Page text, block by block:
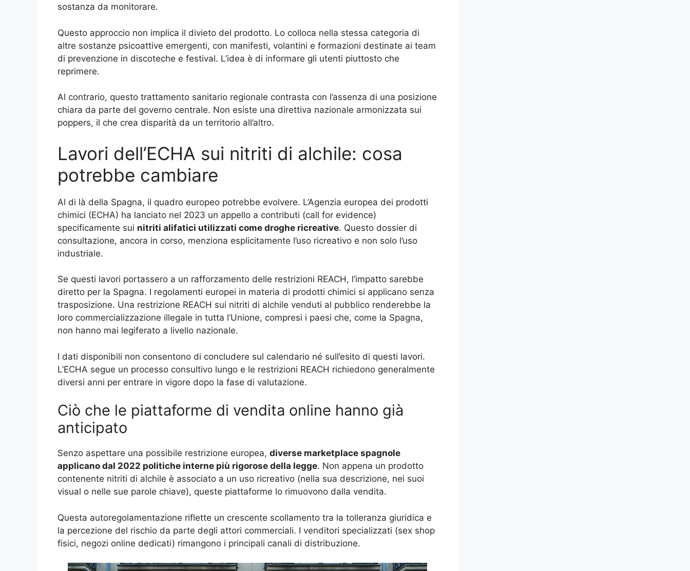
sostanza da monitorare.
Questo approccio non implica il divieto del prodotto. Lo colloca nella stessa categoria di
altre sostanze psicoattive emergenti, con manifesti, volantini e formazioni destinate ai team
di prevenzione in discoteche e festival. L’idea è di informare gli utenti piuttosto che
reprimere.
Al contrario, questo trattamento sanitario regionale contrasta con l’assenza di una posizione
chiara da parte del governo centrale. Non esiste una direttiva nazionale armonizzata sui
poppers, il che crea disparità da un territorio all’altro.
Lavori dell’ECHA sui nitriti di alchile: cosa
potrebbe cambiare
Al di là della Spagna, il quadro europeo potrebbe evolvere. L’Agenzia europea dei prodotti
chimici (ECHA) ha lanciato nel 2023 un appello a contributi (call for evidence)
specificamente sui nitriti alifatici utilizzati come droghe ricreative. Questo dossier di
consultazione, ancora in corso, menziona esplicitamente l’uso ricreativo e non solo l’uso
industriale.
Se questi lavori portassero a un rafforzamento delle restrizioni REACH, l’impatto sarebbe
diretto per la Spagna. I regolamenti europei in materia di prodotti chimici si applicano senza
trasposizione. Una restrizione REACH sui nitriti di alchile venduti al pubblico renderebbe la
loro commercializzazione illegale in tutta l’Unione, compresi i paesi che, come la Spagna,
non hanno mai legiferato a livello nazionale.
I dati disponibili non consentono di concludere sul calendario né sull’esito di questi lavori.
L’ECHA segue un processo consultivo lungo e le restrizioni REACH richiedono generalmente
diversi anni per entrare in vigore dopo la fase di valutazione.
Ciò che le piattaforme di vendita online hanno già
anticipato
Senzo aspettare una possibile restrizione europea, diverse marketplace spagnole
applicano dal 2022 politiche interne più rigorose della legge. Non appena un prodotto
contenente nitriti di alchile è associato a un uso ricreativo (nella sua descrizione, nei suoi
visual o nelle sue parole chiave), queste piattaforme lo rimuovono dalla vendita.
Questa autoregolamentazione riflette un crescente scollamento tra la tolleranza giuridica e
la percezione del rischio da parte degli attori commerciali. I venditori specializzati (sex shop
fisici, negozi online dedicati) rimangono i principali canali di distribuzione.